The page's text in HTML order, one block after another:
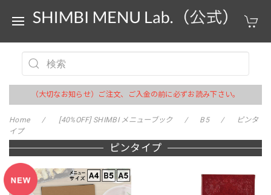
（大切なお知らせ）ご注文、ご入金の前に必ずお読み下さい。
Home [40%OFF] SHIMBI メニューブック B5
ピンタ
イプ
ピンタイプ